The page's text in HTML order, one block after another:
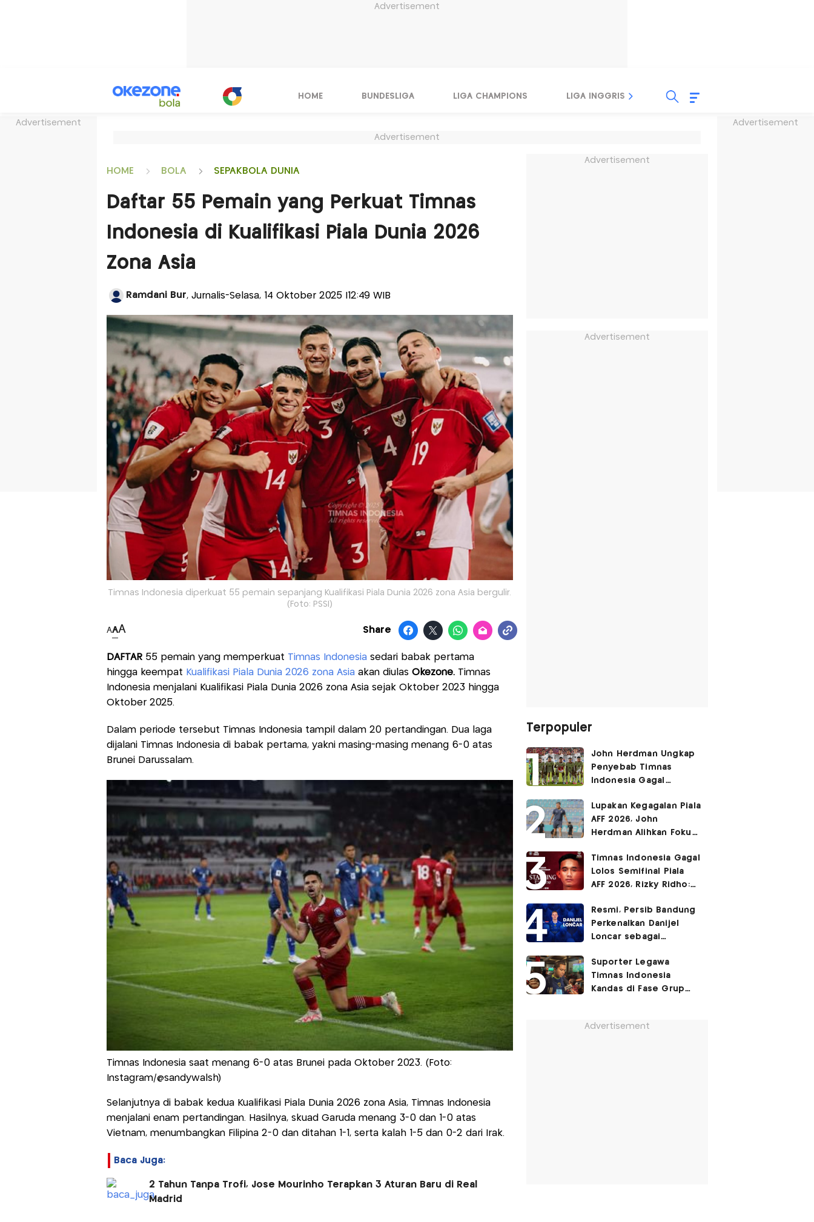
Advertisement
Advertisement Advertisement
HOME BUNDESLIGA LIGA CHAMPIONS LIGA INGGRIS LIGA ITALIA
Advertisement
HOME BOLA SEPAKBOLA DUNIA
Daftar 55 Pemain yang Perkuat Timnas
Indonesia di Kualifikasi Piala Dunia 2026
Zona Asia
Ramdani Bur, Jurnalis-Selasa, 14 Oktober 2025 |12:49 WIB
Timnas Indonesia diperkuat 55 pemain sepanjang Kualifikasi Piala Dunia 2026 zona Asia bergulir.
(Foto: PSSI)
AAA Share
DAFTAR 55 pemain yang memperkuat Timnas Indonesia sedari babak pertama
hingga keempat Kualifikasi Piala Dunia 2026 zona Asia akan diulas Okezone.Timnas
Indonesia menjalani Kualifikasi Piala Dunia 2026 zona Asia sejak Oktober 2023 hingga
Oktober 2025.
Dalam periode tersebut Timnas Indonesia tampil dalam 20 pertandingan. Dua laga
dijalani Timnas Indonesia di babak pertama, yakni masing-masing menang 6-0 atas
Brunei Darussalam.
Timnas Indonesia saat menang 6-0 atas Brunei pada Oktober 2023. (Foto:
Instagram/@sandywalsh)
Selanjutnya di babak kedua Kualifikasi Piala Dunia 2026 zona Asia, Timnas Indonesia
menjalani enam pertandingan. Hasilnya, skuad Garuda menang 3-0 dan 1-0 atas
Vietnam, menumbangkan Filipina 2-0 dan ditahan 1-1, serta kalah 1-5 dan 0-2 dari Irak.
Baca Juga:
2 Tahun Tanpa Trofi, Jose Mourinho Terapkan 3 Aturan Baru di Real
Madrid
Advertisement
Advertisement
Terpopuler
John Herdman Ungkap
Penyebab Timnas
Indonesia Gagal
Piala AFF 2026
Lupakan Kegagalan Piala
AFF 2026, John
Herdman Alihkan Fokus
FIFA ASEAN Cup
Timnas Indonesia Gagal
Lolos Semifinal Piala
AFF 2026, Rizky Ridho:
Resmi, Persib Bandung
Perkenalkan Danijel
Loncar sebagai
Suporter Legawa
Timnas Indonesia
Kandas di Fase Grup
Advertisement